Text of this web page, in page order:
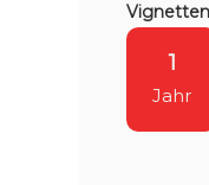
1
Jahr